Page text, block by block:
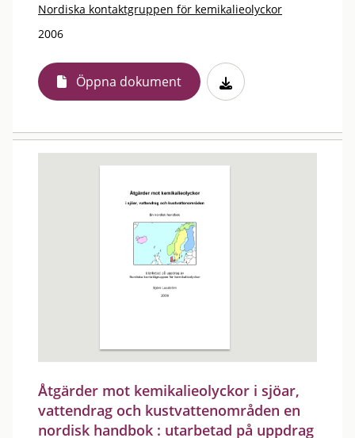
Nordiska kontaktgruppen för kemikalieolyckor
2006
Öppna dokument
Åtgärder mot kemikalieolyckor i sjöar,
vattendrag och kustvattenområden en
nordisk handbok : utarbetad på uppdrag